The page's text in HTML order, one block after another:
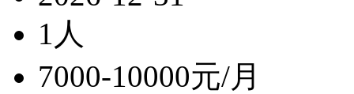
1人
7000-10000元/月